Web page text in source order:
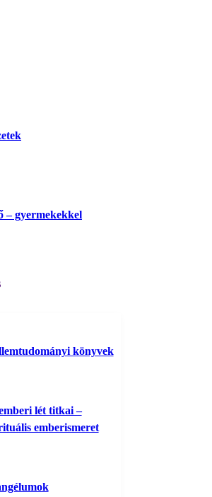
– gyermekekkel
könyvek
lét titkai –
emberismeret